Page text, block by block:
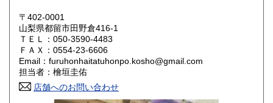
岡山県
山口県 800円
香川県 800円 愛媛県
高知県 800円
〒402-0001
山梨県都留市田野倉416-1
ＴＥＬ：050-3590-4483
ＦＡＸ：0554-23-6606
Email：furuhonhaitatuhonpo.kosho@gmail.com
担当者：檜垣圭佑
店舗へのお問い合わせ